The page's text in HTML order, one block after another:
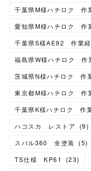
千葉県M様ハチロク 作
愛知県M様ハチロク 作
千葉県S様AE92 作業経
福島県W様ハチロク 作
茨城県N様ハチロク 作
東京都M様ハチロク 作
千葉県K様ハチロク 作
ハコスカ レストア
(9)
スバル360 全塗装
(5)
TS仕様 KP61
(23)